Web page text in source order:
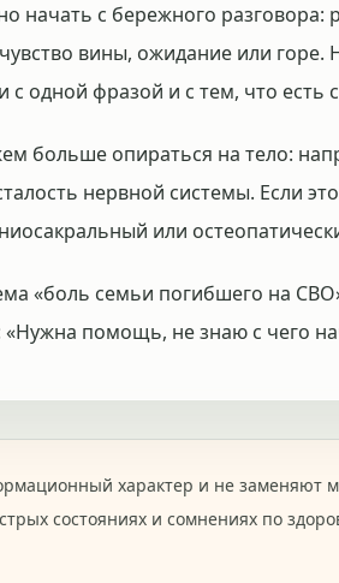
начать с бережного разговора:
вины, ожидание или горе.
одной фразой и с тем, что есть
больше опираться на тело:
нервной системы. Если
или
«боль семьи погибшего на
помощь, не знаю с чего
характер и не заменяют
состояниях и сомнениях по